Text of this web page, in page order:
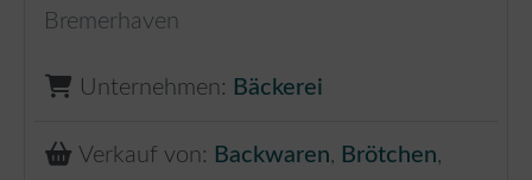
Bremerhaven
Unternehmen: Bäckerei
Verkauf von: Backwaren, Brötchen,